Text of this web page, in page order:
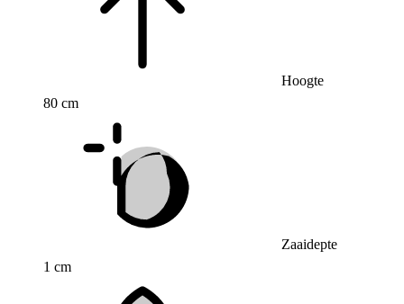
Hoogte
80 cm
Zaaidepte
1 cm